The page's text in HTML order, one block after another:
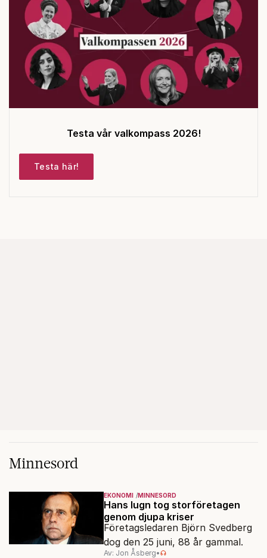
Testa vår valkompass 2026!
Testa här!
Minnesord
EKONOMI MINNESORD
Hans lugn tog storföretagen
genom djupa kriser
Företagsledaren Björn Svedberg
dog den 25 juni, 88 år gammal.
Av: Jon Åsberg•